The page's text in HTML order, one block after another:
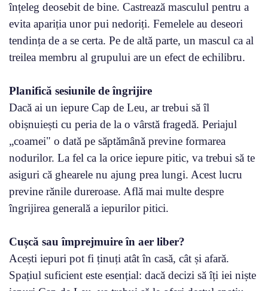
înțeleg deosebit de bine. Castrează masculul pentru a
evita apariția unor pui nedoriți. Femelele au deseori
tendința de a se certa. Pe de altă parte, un mascul ca al
treilea membru al grupului are un efect de echilibru.
Planifică sesiunile de îngrijire
Dacă ai un iepure Cap de Leu, ar trebui să îl
obișnuiești cu peria de la o vârstă fragedă. Periajul
„coamei" o dată pe săptămână previne formarea
nodurilor. La fel ca la orice iepure pitic, va trebui să te
asiguri că ghearele nu ajung prea lungi. Acest lucru
previne rănile dureroase. Află mai multe despre
îngrijirea generală a iepurilor pitici.
Cușcă sau împrejmuire în aer liber?
Acești iepuri pot fi ținuți atât în casă, cât și afară.
Spațiul suficient este esențial: dacă decizi să îți iei niște